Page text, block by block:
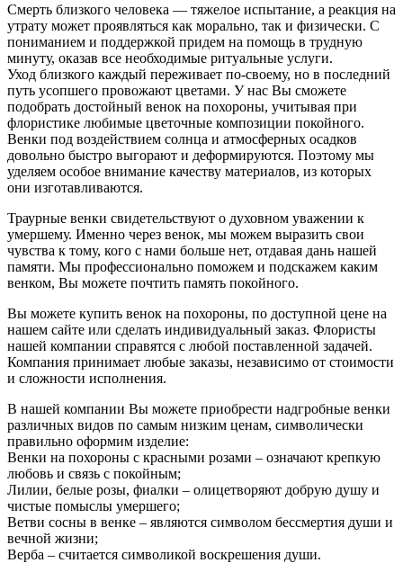
Смерть близкого человека — тяжелое испытание, а реакция на
утрату может проявляться как морально, так и физически. С
пониманием и поддержкой придем на помощь в трудную
минуту, оказав все необходимые ритуальные услуги.
Уход близкого каждый переживает по-своему, но в последний
путь усопшего провожают цветами. У нас Вы сможете
подобрать достойный венок на похороны, учитывая при
флористике любимые цветочные композиции покойного.
Венки под воздействием солнца и атмосферных осадков
довольно быстро выгорают и деформируются. Поэтому мы
уделяем особое внимание качеству материалов, из которых
они изготавливаются.
Траурные венки свидетельствуют о духовном уважении к
умершему. Именно через венок, мы можем выразить свои
чувства к тому, кого с нами больше нет, отдавая дань нашей
памяти. Мы профессионально поможем и подскажем каким
венком, Вы можете почтить память покойного.
Вы можете купить венок на похороны, по доступной цене на
нашем сайте или сделать индивидуальный заказ. Флористы
нашей компании справятся с любой поставленной задачей.
Компания принимает любые заказы, независимо от стоимости
и сложности исполнения.
В нашей компании Вы можете приобрести надгробные венки
различных видов по самым низким ценам, символически
правильно оформим изделие:
Венки на похороны с красными розами – означают крепкую
любовь и связь с покойным;
Лилии, белые розы, фиалки – олицетворяют добрую душу и
чистые помыслы умершего;
Ветви сосны в венке – являются символом бессмертия души и
вечной жизни;
Верба – считается символикой воскрешения души.